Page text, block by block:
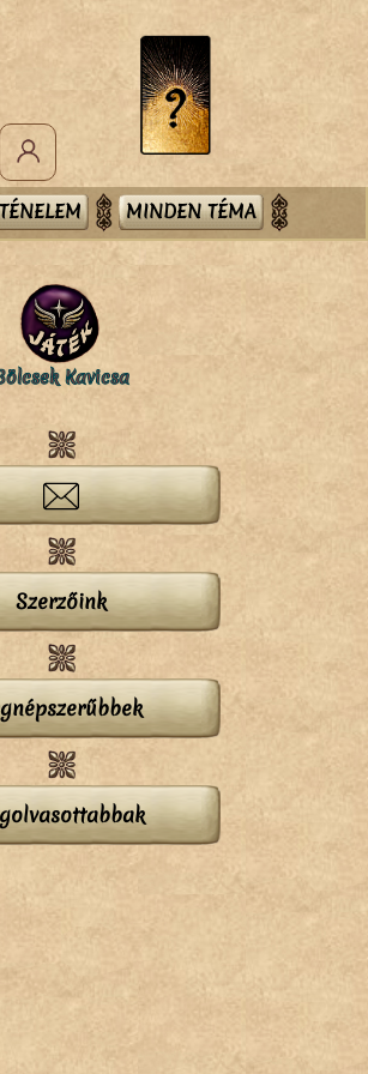
MINDEN TÉMA
Kavicsa
Szerzőink